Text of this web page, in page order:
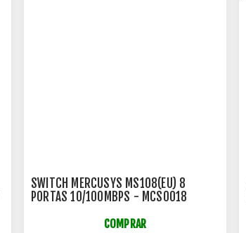
SWITCH MERCUSYS MS108(EU) 8
PORTAS 10/100MBPS - MCS0018
COMPRAR